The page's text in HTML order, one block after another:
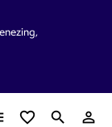
favorite_border search person_outline